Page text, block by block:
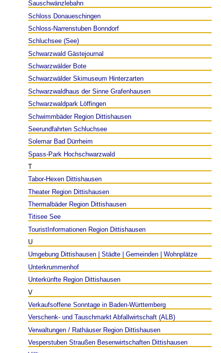
Sauschwänzlebahn
Schloss Donaueschingen
Schloss-Narrenstuben Bonndorf
Schluchsee (See)
Schwarzwald Gästejournal
Schwarzwälder Bote
Schwarzwälder Skimuseum Hinterzarten
Schwarzwaldhaus der Sinne Grafenhausen
Schwarzwaldpark Löffingen
Schwimmbäder Region Dittishausen
Seerundfahrten Schluchsee
Solemar Bad Dürrheim
Spass-Park Hochschwarzwald
T
Tabor-Hexen Dittishausen
Theater Region Dittishausen
Thermalbäder Region Dittishausen
Titisee See
TouristInformationen Region Dittishausen
U
Umgebung Dittishausen | Städte | Gemeinden | Wohnplätze
Unterkrummenhof
Unterkünfte Region Dittishausen
V
Verkaufsoffene Sonntage in Baden-Württemberg
Verschenk- und Tauschmarkt Abfallwirtschaft (ALB)
Verwaltungen / Rathäuser Region Dittishausen
Vesperstuben Straußen Besenwirtschaften Dittishausen